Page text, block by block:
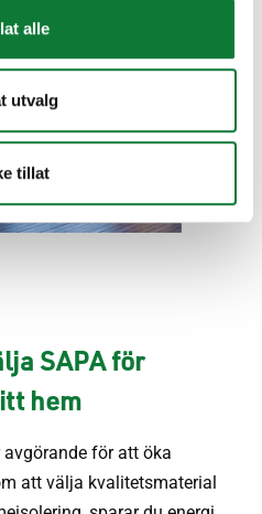
alle
utvalg
tillat
SAPA för
hem
för att öka
att välja kvalitetsmaterial